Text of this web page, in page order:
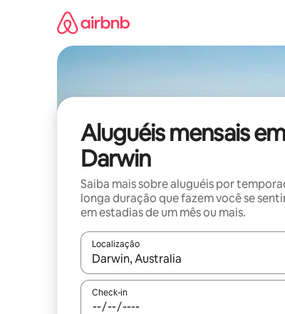
Aluguéis mensais em
Darwin
Saiba mais sobre aluguéis por
longa duração que fazem você se
em estadias de um mês ou mais.
Localização
Quando os resultados estiverem
Check-in